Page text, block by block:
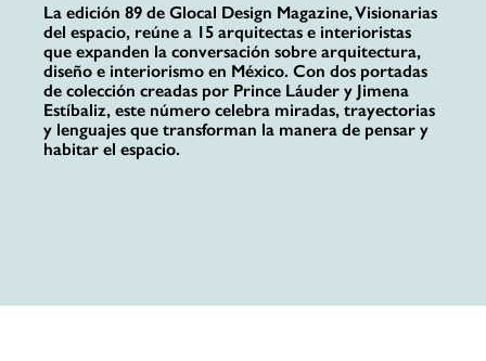
La edición 89 de Glocal Design Magazine, Visionarias
del espacio, reúne a 15 arquitectas e interioristas
que expanden la conversación sobre arquitectura,
diseño e interiorismo en México. Con dos portadas
de colección creadas por Prince Láuder y Jimena
Estíbaliz, este número celebra miradas, trayectorias
y lenguajes que transforman la manera de pensar y
habitar el espacio.